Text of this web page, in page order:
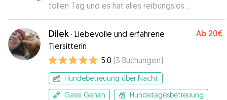
tollen Tag und es hat alles reibungslos
geklappt.”
Dilek · Liebevolle und erfahrene
Tiersitterin
Ab 20€
5.0 (3 Buchungen)
Hundebetreuung über Nacht
Gassi Gehen
Hundetagesbetreuung